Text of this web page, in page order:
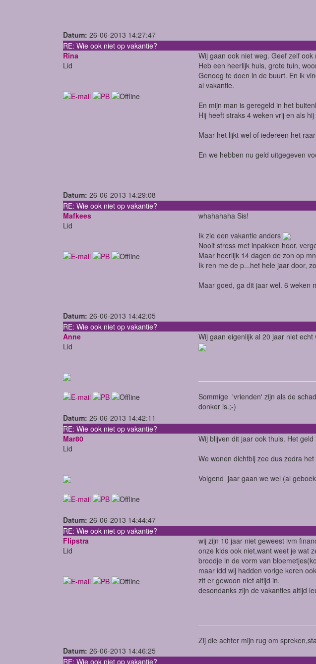
Datum: 26-06-2013 14:27:47
RE: Wie ook niet op vakantie?
Rina
Lid
Wij gaan ook niet weg. Geef zelf
Heb een heerlijk huis, grote tuin,
Genoeg te doen in de buurt. En ik
al vakantie.
En mijn man is geregeld in het
Hij heeft straks 4 weken vrij en als
Maar het lijkt wel of iedereen het
En we hebben nu geld uitgegeven
Datum: 26-06-2013 14:29:08
RE: Wie ook niet op vakantie?
Mafkees
Lid
whahahaha Sis!
Ik zie een vakantie anders
Nooit stress met inpakken hoor,
Maar heerlijk 14 dagen de zon op
Ik ren me de p...het hele jaar door,
Maar goed, ga dit jaar wel. 6 weken
Datum: 26-06-2013 14:42:05
RE: Wie ook niet op vakantie?
Anne
Lid
Wij gaan eigenlijk al 20 jaar niet echt
Sommige 'vrienden' zijn als de
donker is.;-)
Datum: 26-06-2013 14:42:11
RE: Wie ook niet op vakantie?
Mar80
Lid
Wij blijven dit jaar ook thuis. Het
We wonen dichtbij zee dus zodra
Volgend jaar gaan we wel (al
Datum: 26-06-2013 14:44:47
RE: Wie ook niet op vakantie?
Flipstra
Lid
wij zijn 10 jaar niet geweest ivm
onze kids ook niet,want weet je wat
broodje in de vorm van
maar idd wij hadden vorige keren
zit er gewoon niet altijd in.
desondanks zijn de vakanties altijd
Zij die achter mijn rug om
Datum: 26-06-2013 14:46:25
RE: Wie ook niet op vakantie?